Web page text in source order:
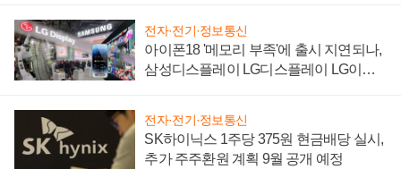
전자·전기·정보통신
아이폰18 '메모리 부족'에 출시 지연되나,
삼성디스플레이 LG디스플레이 LG이노
전자·전기·정보통신
SK하이닉스 1주당 375원 현금배당 실시,
추가 주주환원 계획 9월 공개 예정